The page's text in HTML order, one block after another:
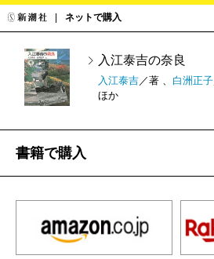
ネットで購入
入江泰吉の奈良
入江泰吉／著 、 白洲正子
ほか
書籍で購入